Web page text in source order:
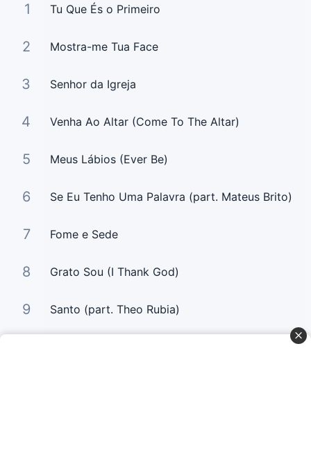
1 Tu Que És o Primeiro
2 Mostra-me Tua Face
3 Senhor da Igreja
4 Venha Ao Altar (Come To The Altar)
5 Meus Lábios (Ever Be)
6 Se Eu Tenho Uma Palavra (part. Mateus Brito)
7 Fome e Sede
8 Grato Sou (I Thank God)
9 Santo (part. Theo Rubia)